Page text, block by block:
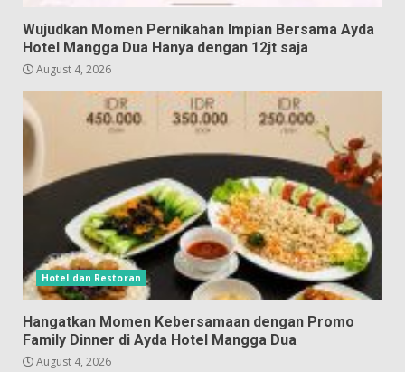
Wujudkan Momen Pernikahan Impian Bersama Ayda
Hotel Mangga Dua Hanya dengan 12jt saja
August 4, 2026
Hotel dan Restoran
Hangatkan Momen Kebersamaan dengan Promo
Family Dinner di Ayda Hotel Mangga Dua
August 4, 2026